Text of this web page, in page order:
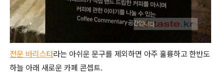
전문 바리스타라는 아쉬운 문구를 제외하면 아주 훌륭하고 한반도
하늘 아래 새로운 카페 콘셉트.